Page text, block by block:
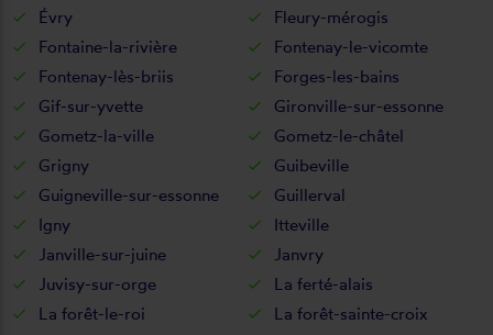
Évry
Fleury-mérogis
Fontaine-la-rivière
Fontenay-le-vicomte
Fontenay-lès-briis
Forges-les-bains
Gif-sur-yvette
Gironville-sur-essonne
Gometz-la-ville
Gometz-le-châtel
Grigny
Guibeville
Guigneville-sur-essonne
Guillerval
Igny
Itteville
Janville-sur-juine
Janvry
Juvisy-sur-orge
La ferté-alais
La forêt-le-roi
La forêt-sainte-croix